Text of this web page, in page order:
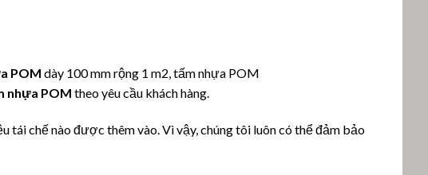
POM dày 100 mm rộng 1 m2, tấm nhựa POM
nhựa POM theo yêu cầu khách hàng.
tái chế nào được thêm vào. Vì vậy, chúng tôi luôn có thể đảm bảo